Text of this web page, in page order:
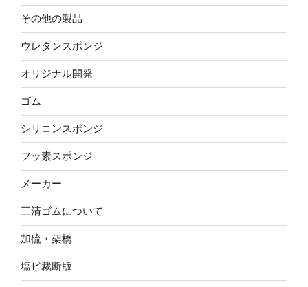
その他の製品
ウレタンスポンジ
オリジナル開発
ゴム
シリコンスポンジ
フッ素スポンジ
メーカー
三清ゴムについて
加硫・架橋
塩ビ裁断版